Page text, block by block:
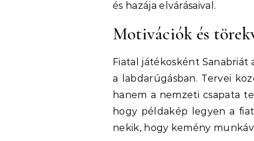
és hazája elvárásaival.
Motivációk és
Fiatal játékosként Sanabriát
a labdarúgásban. Tervei
hanem a nemzeti csapata
hogy példakép legyen a
nekik, hogy kemény